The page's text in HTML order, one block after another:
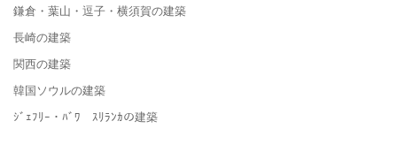
鎌倉・葉山・逗子・横須賀の建築
長崎の建築
関西の建築
韓国ソウルの建築
ｼﾞｪﾌﾘｰ・ﾊﾞﾜ ｽﾘﾗﾝｶの建築